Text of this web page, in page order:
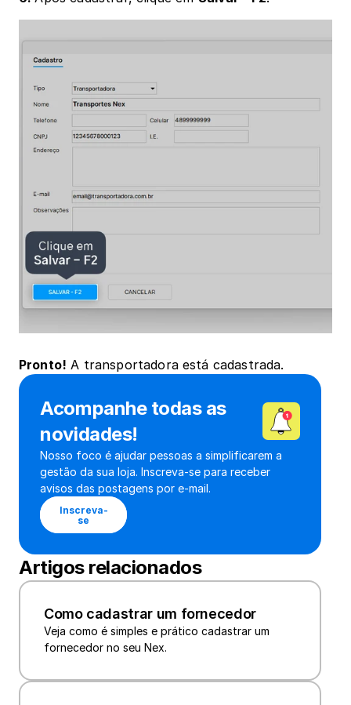
Pronto! A transportadora está cadastrada.
Acompanhe todas as
novidades!
Nosso foco é ajudar pessoas a simplificarem a
gestão da sua loja. Inscreva-se para receber
avisos das postagens por e-mail.
Inscreva-
se
Artigos relacionados
Como cadastrar um fornecedor
Veja como é simples e prático cadastrar um
fornecedor no seu Nex.